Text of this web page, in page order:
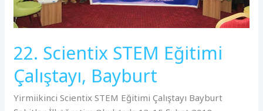
22. Scientix STEM Eğitimi
Çalıştayı, Bayburt
Yirmiikinci Scientix STEM Eğitimi Çalıştayı Bayburt